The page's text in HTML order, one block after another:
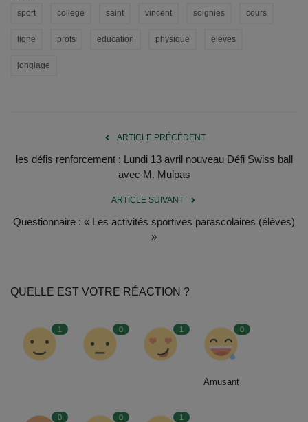
sport college saint vincent soignies cours
ligne profs education physique eleves
jonglage
ARTICLE PRÉCÉDENT
les défis renforcement : Lundi 13 avril nouveau Défi Swiss ball
avec M. Mulpas
ARTICLE SUIVANT
Questionnaire : « Les activités sportives parascolaires (élèves)
»
QUELLE EST VOTRE RÉACTION ?
1 0 1 0
Amusant
0 0 1